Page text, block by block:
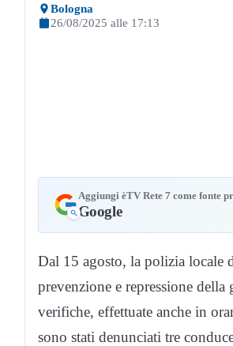
Bologna
26/08/2025 alle 17:13
Aggiungi èTV Rete 7 come fonte
Google
Dal 15 agosto, la polizia locale
prevenzione e repressione
verifiche, effettuate anche in
sono stati denunciati tre